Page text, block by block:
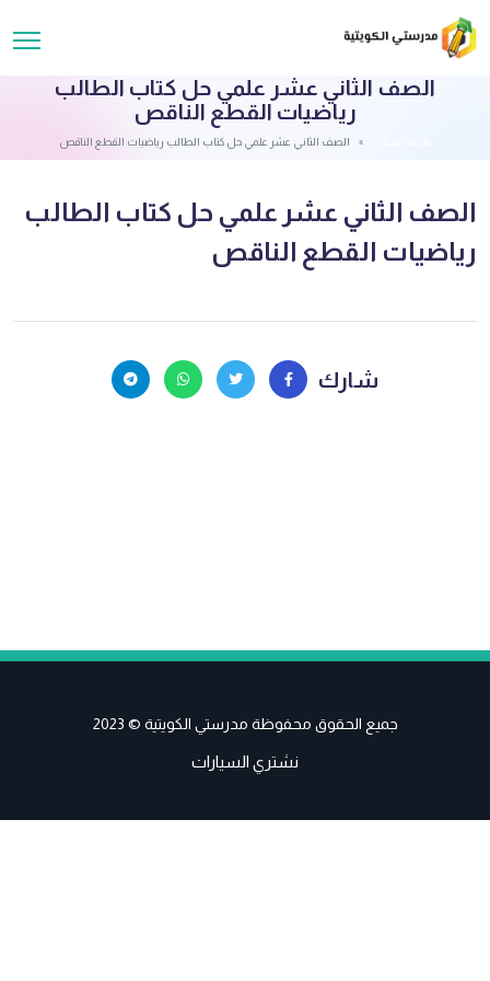
الصف الثاني عشر علمي حل كتاب الطالب
رياضيات القطع الناقص
الصف الثاني عشر علمي حل كتاب الطالب رياضيات القطع الناقص
الصف الثاني عشر علمي حل كتاب الطالب
رياضيات القطع الناقص
شارك
جميع الحقوق محفوظة مدرستي الكويتية © 2023
نشتري السيارات